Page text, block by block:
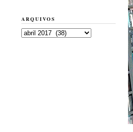
ARQUIVOS
Arquivos